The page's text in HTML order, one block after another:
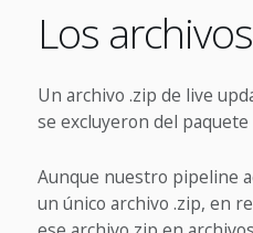
Los
Un archivo .zip de live
se excluyeron del
Aunque nuestro pipeline
un único archivo .zip, en